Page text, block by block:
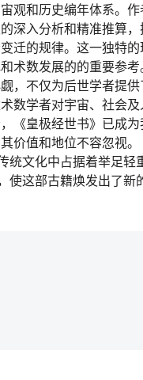
观和历史编年体系。
深入分析和精准推算
迁的规律。这一独特
术数发展的的重要参
，不仅为后世学者提
数学者对宇宙、社会及
《皇极经世书》已成
价值和地位不容忽视
统文化中占据着举足轻
这部古籍焕发出了新